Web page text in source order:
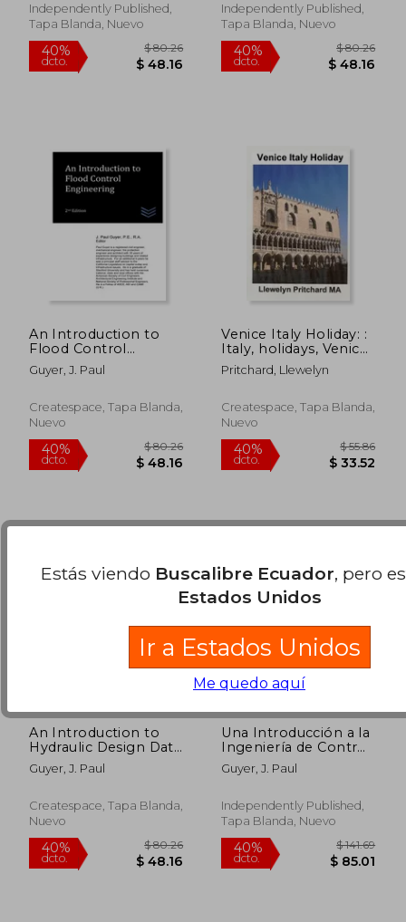
$ 46.69 $
Independently Published,
Tapa Blanda, Nuevo
40%
dcto. $ 48.16
Independently Published,
Tapa Blanda, Nuevo
40%
dcto. $
An Introduction to
Flood Control
Engineering (en
Inglés)
Guyer, J. Paul
Createspace, Tapa Blanda,
Nuevo
Venice Italy Holiday: :
Italy, holidays, Venice,
travel, tourism (en
Corea)
Pritchard, Llewelyn
Createspace, Tapa Blanda,
Nuevo
An Introduction to
Hydraulic Design Data
for Culverts (en
Inglés)
Guyer, J. Paul
Createspace, Tapa Blanda,
Nuevo
Una Introducción a la
Ingeniería de Control
de Inundaciones: An
Introduction to Flood
Guyer, J. Paul
Independently Published,
Tapa Blanda, Nuevo
Estás viendo Buscalibre Ecuador, pero
Estados Unidos
Ir a Estados Unidos
Me quedo aquí